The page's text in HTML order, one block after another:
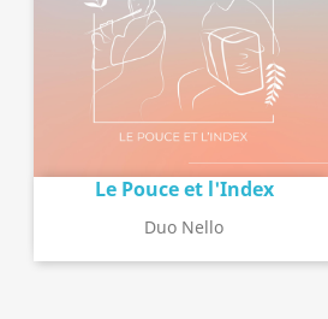
Le Pouce et l'Index
Duo Nello